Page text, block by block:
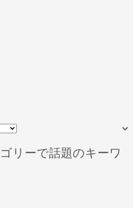
リーで話題のキーワ